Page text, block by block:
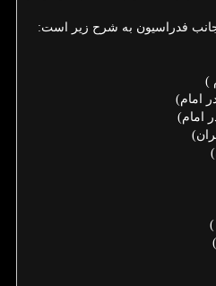
فدراسیون به شرح زیر است:
)
امام)
امام)
)